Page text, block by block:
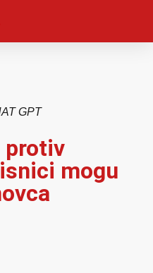
GPT
protiv
mogu